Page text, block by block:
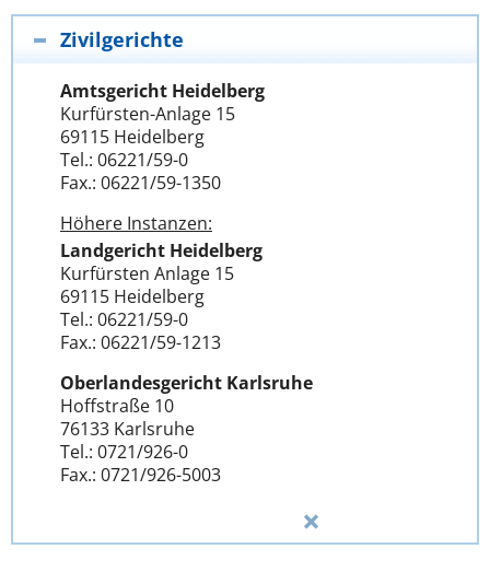
Zivilgerichte
Amtsgericht Heidelberg
Kurfürsten-Anlage 15
69115 Heidelberg
Tel.: 06221/59-0
Fax.: 06221/59-1350
Höhere Instanzen:
Landgericht Heidelberg
Kurfürsten Anlage 15
69115 Heidelberg
Tel.: 06221/59-0
Fax.: 06221/59-1213
Oberlandesgericht Karlsruhe
Hoffstraße 10
76133 Karlsruhe
Tel.: 0721/926-0
Fax.: 0721/926-5003